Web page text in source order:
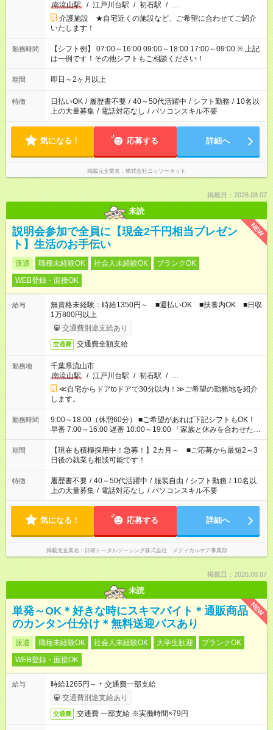
南流山駅
/ 江戸川台駅 / 初石駅 / …
介護施設 ★自宅近くの施設など、ご希望に合わせてご紹介
いたします！
勤務時間
【シフト例】 07:00～16:00 09:00～18:00 17:00～09:00 ※ 上記
は一例です！その他シフトもご相談ください！
期間 即日～2ヶ月以上
特徴 日払いOK / 履歴書不要 / 40～50代活躍中 / シフト勤務 / 10名以
上の大量募集 / 電話対応なし / パソコンスキル不要
気になる！ 応募する 詳細へ
掲載元企業名 株式会社ニッソーネット
掲載日：2026.08.07
未読
NEW
説明会参加で全員に【現金2千円相当プレゼン
ト】生活のお手伝い
派遣 職種未経験OK 社会人未経験OK
ブランクOK
WEB登録・面接OK
給与
無資格未経験：時給1350円～ ■週払いOK ■扶養内OK ■日収
1万800円以上
交通費別途支給あり
交通費 交通費全額支給
勤務地
千葉県流山市
南流山駅
/ 江戸川台駅 / 初石駅 / …
≪自宅からドアtoドアで30分以内！≫ご希望の勤務地を紹介
します。
勤務時間
9:00～18:00（休憩60分） ■ご希望があれば下記シフトもOK！
早番 7:00～16:00 遅番 10:00～19:00 「家族と休みを合わせた
い」 「余裕を持って夕飯の準備がしたい」 「できれば残業はし
たくない」 など、ご希望を教えてくださいね。 ※Wワーク希望
の方へ 今ご覧のお仕事で希望する勤務時間と、もう1つのお仕事
の勤務時間。 合計で週40時間を超える場合は応募できません。
期間
【現在も積極採用中！急募！】2カ月～ ■ご応募から最短2～3
日後の就業も相談可能です！
特徴 履歴書不要 / 40～50代活躍中 / 服装自由 / シフト勤務 / 10名以
上の大量募集 / 電話対応なし / パソコンスキル不要
気になる！ 応募する 詳細へ
掲載元企業名 日研トータルソーシング株式会社 メディカルケア事業部
掲載日：2026.08.07
未読
NEW
単発～OK＊好きな時にスキマバイト＊通販商品
のカンタン仕分け＊無料送迎バスあり
派遣 職種未経験OK 社会人未経験OK 大学生歓迎
ブランクOK
WEB登録・面接OK
給与
時給1265円～ + 交通費一部支給
交通費別途支給あり
交通費 交通費 一部支給 ※実働時間×79円